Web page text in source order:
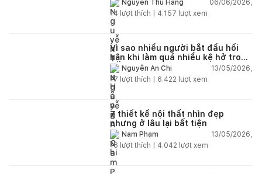
Nguyễn Thu Hằng
06/06/2026,
14 lượt thích | 4.157 lượt xem
Vì sao nhiều người bắt đầu hối
hận khi làm quá nhiều kệ hở trong
bếp?Nguyễn An Chi
13/05/2026,
17 lượt thích | 6.422 lượt xem
7 thiết kế nội thất nhìn đẹp
nhưng ở lâu lại bất tiện
Nam Phạm
13/05/2026,
16 lượt thích | 4.042 lượt xem